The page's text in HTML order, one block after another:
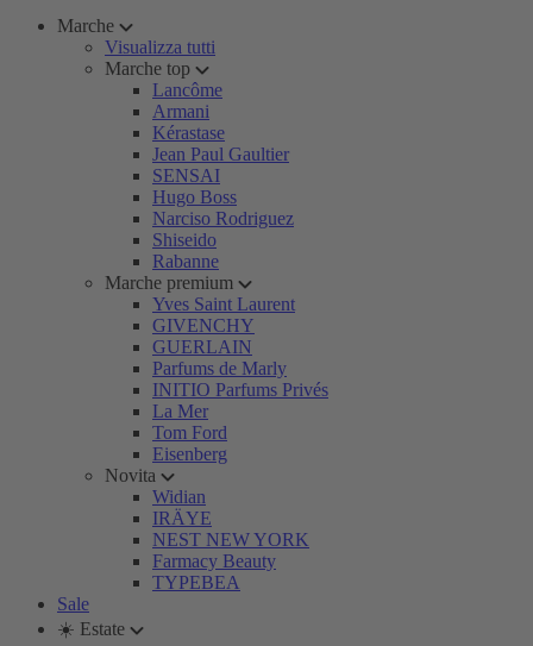
Marche
Visualizza tutti
Marche top
Lancôme
Armani
Kérastase
Jean Paul Gaultier
SENSAI
Hugo Boss
Narciso Rodriguez
Shiseido
Rabanne
Marche premium
Yves Saint Laurent
GIVENCHY
GUERLAIN
Parfums de Marly
INITIO Parfums Privés
La Mer
Tom Ford
Eisenberg
Novita
Widian
IRÄYE
NEST NEW YORK
Farmacy Beauty
TYPEBEA
Sale
☀️ Estate